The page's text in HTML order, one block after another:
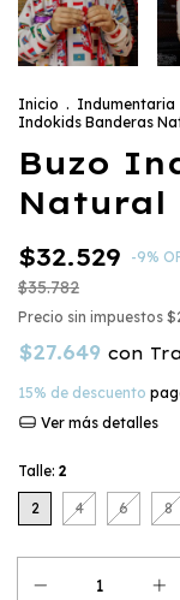
Inicio . Indumentaria
Indokids Banderas
Buzo
Natural
$32.529 -9%
$35.782
Precio sin impuestos
$27.649 con
15% de descuento
Ver más detalles
Talle: 2
2 4 6 8